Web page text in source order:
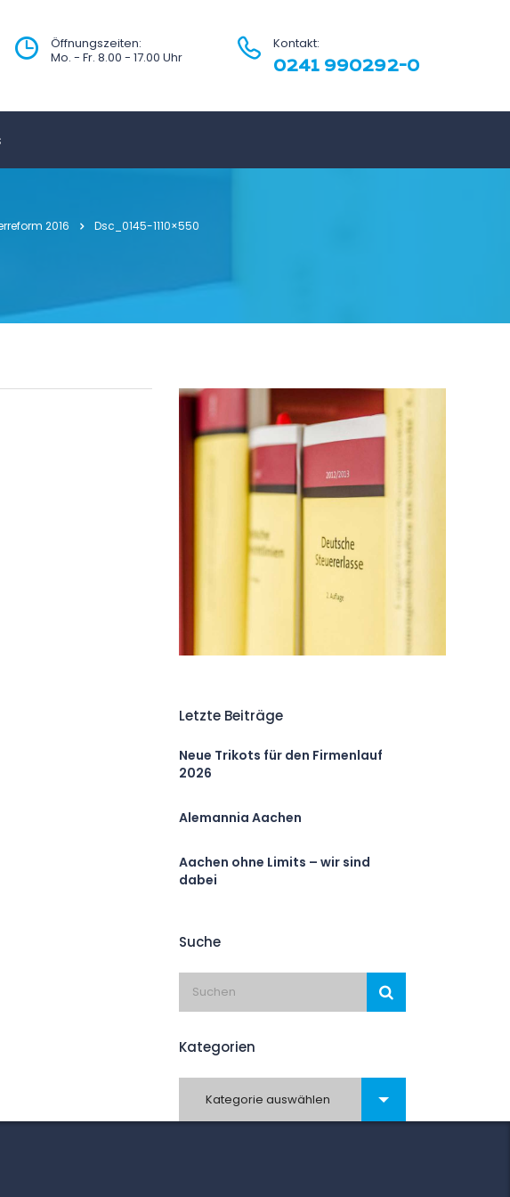
Kontakt:
0241 990292-0
Öffnungszeiten:
Mo. - Fr. 8.00 - 17.00 Uhr
2016 Dsc_0145-1110×550
Letzte Beiträge
Neue Trikots für den Firmenlauf
2026
Alemannia Aachen
Aachen ohne Limits – wir sind
dabei
Suche
Kategorien
Kategorie auswählen